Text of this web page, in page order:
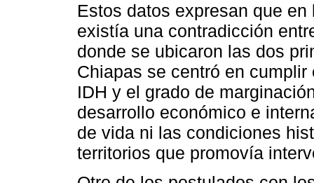
Estos datos expresan que
existía una contradicción
donde se ubicaron las dos
Chiapas se centró en
IDH y el grado de
desarrollo económico e
de vida ni las condiciones
territorios que promovía